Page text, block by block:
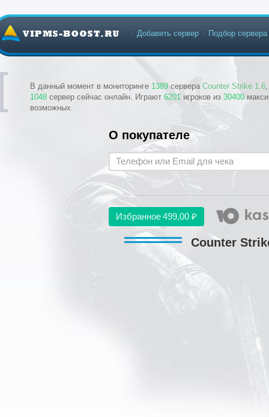
В данный момент в мониторинге 1389 сервера Counter Strike 1.6
1048 сервер сейчас онлайн. Играют 6201 игроков из 30400
возможных.
Добавить сервер Подбор сервера
О покупателе
Избранное499,00 ₽
Counter